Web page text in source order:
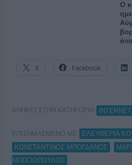
Ο
X Facebook
ΑΝΗΚΕΙ ΣΤΗΝ ΚΑΤΗΓΟΡΙΑ: INTERNET
ΕΠΙΣΗΜΑΣΜΕΝΟ ΜΕ: ΕΛΕΥΘΕΡΙΑ
ΚΩΝΣΤΑΝΤΙΝΟΣ ΜΠΟΓΔΑΝΟΣ
ΜΠΟΓΙΟΠΟΥΛΟΣ